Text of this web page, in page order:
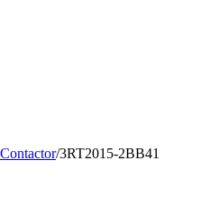
/3RT2015-2BB41